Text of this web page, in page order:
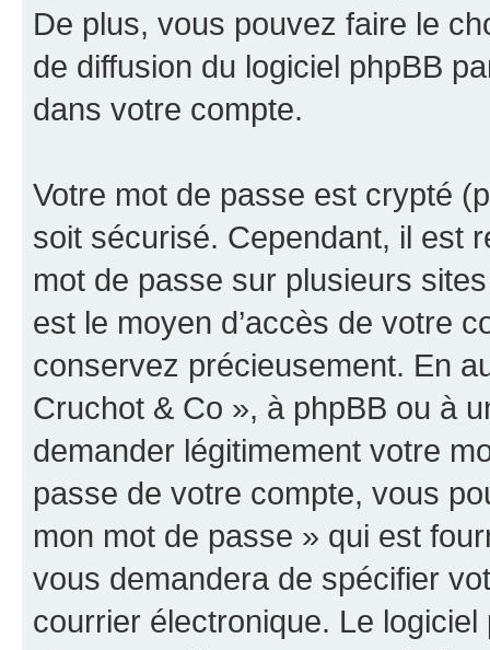
De plus, vous pouvez faire le
de diffusion du logiciel phpBB
dans votre compte.
Votre mot de passe est crypté
soit sécurisé. Cependant, il est
mot de passe sur plusieurs
est le moyen d’accès de votre
conservez précieusement. En
Cruchot & Co », à phpBB ou à
demander légitimement votre
passe de votre compte, vous
mon mot de passe » qui est
vous demandera de spécifier
courrier électronique. Le